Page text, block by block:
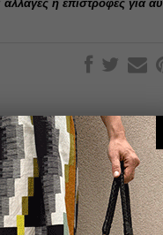
αλλαγές ή επιστροφές για
SHOP BY BRAND
DEHA